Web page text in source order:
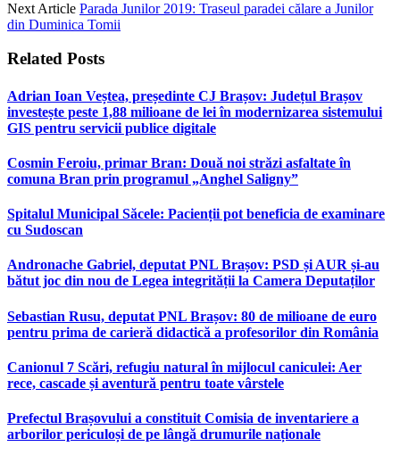
Next Article Parada Junilor 2019: Traseul paradei călare a Junilor
din Duminica Tomii
Related Posts
Adrian Ioan Veștea, președinte CJ Brașov: Județul Brașov
investește peste 1,88 milioane de lei în modernizarea sistemului
GIS pentru servicii publice digitale
Cosmin Feroiu, primar Bran: Două noi străzi asfaltate în
comuna Bran prin programul „Anghel Saligny”
Spitalul Municipal Săcele: Pacienții pot beneficia de examinare
cu Sudoscan
Andronache Gabriel, deputat PNL Brașov: PSD și AUR și-au
bătut joc din nou de Legea integrității la Camera Deputaților
Sebastian Rusu, deputat PNL Brașov: 80 de milioane de euro
pentru prima de carieră didactică a profesorilor din România
Canionul 7 Scări, refugiu natural în mijlocul caniculei: Aer
rece, cascade și aventură pentru toate vârstele
Prefectul Brașovului a constituit Comisia de inventariere a
arborilor periculoși de pe lângă drumurile naționale